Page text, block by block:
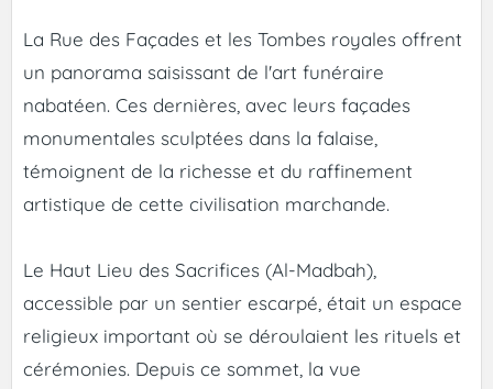
La Rue des Façades et les Tombes royales offrent
un panorama saisissant de l'art funéraire
nabatéen. Ces dernières, avec leurs façades
monumentales sculptées dans la falaise,
témoignent de la richesse et du raffinement
artistique de cette civilisation marchande.
Le Haut Lieu des Sacrifices (Al-Madbah),
accessible par un sentier escarpé, était un espace
religieux important où se déroulaient les rituels et
cérémonies. Depuis ce sommet, la vue